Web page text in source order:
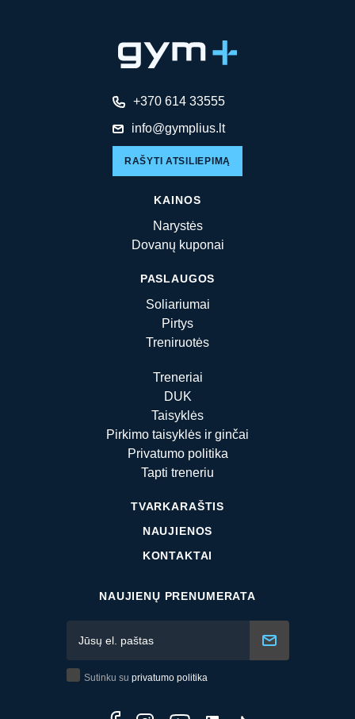
+370 614 33555
info@gymplius.lt
RAŠYTI ATSILIEPIMĄ
KAINOS
Narystės
Dovanų kuponai
PASLAUGOS
Soliariumai
Pirtys
Treniruotės
Treneriai
DUK
Taisyklės
Pirkimo taisyklės ir ginčai
Privatumo politika
Tapti treneriu
TVARKARAŠTIS
NAUJIENOS
KONTAKTAI
NAUJIENŲ PRENUMERATA
Sutinku su privatumo politika